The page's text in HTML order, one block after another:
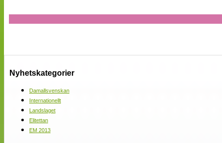
Nyhetskategorier
Damallsvenskan
Internationellt
Landslaget
Elitettan
EM 2013